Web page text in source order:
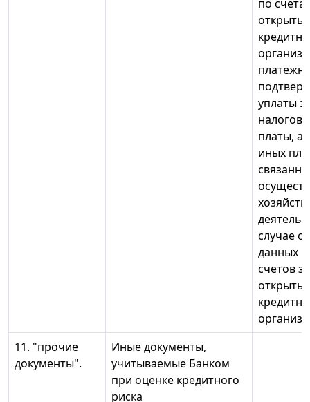
по
уплаты
налогов,
платы,
иных
случае
данных
счетов
11. "прочие
документы".
Иные документы,
учитываемые Банком
при оценке кредитного
риска